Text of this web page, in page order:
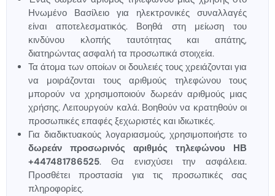
Ηνωμένο Βασίλειο για ηλεκτρονικές συναλλαγές
είναι αποτελεσματικός. Βοηθά στη μείωση του
κινδύνου κλοπής ταυτότητας και απάτης,
διατηρώντας ασφαλή τα προσωπικά στοιχεία.
Τα άτομα των οποίων οι δουλειές τους χρειάζονται για
να μοιράζονται τους αριθμούς τηλεφώνου τους
μπορούν να χρησιμοποιούν δωρεάν αριθμούς μιας
χρήσης. Λειτουργούν καλά. Βοηθούν να κρατηθούν οι
προσωπικές επαφές ξεχωριστές και ιδιωτικές.
Για διαδικτυακούς λογαριασμούς, χρησιμοποιήστε το
δωρεάν προσωρινός αριθμός τηλεφώνου ΗΒ
+447481786525. Θα ενισχύσει την ασφάλεια.
Προσθέτει προστασία για τις προσωπικές σας
πληροφορίες.